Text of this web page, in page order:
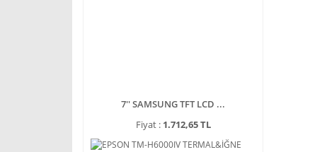
7'' SAMSUNG TFT LCD ...
Fiyat : 1.712,65 TL